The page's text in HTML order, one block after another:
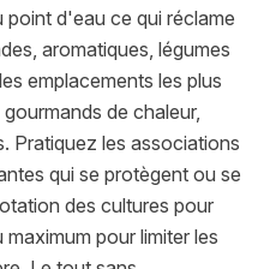
d'eau ce qui réclame
aromatiques, légumes
emplacements les plus
de chaleur,
Pratiquez les associations
qui se protègent ou se
des cultures pour
pour limiter les